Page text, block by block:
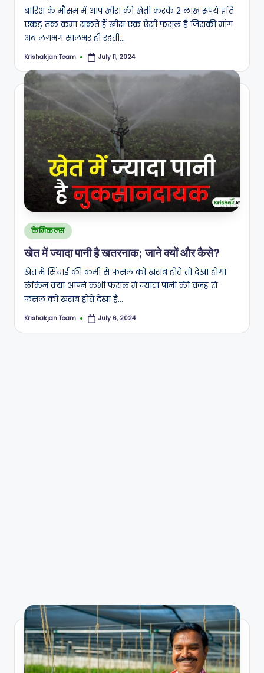
बारिश के मौसम में आप खीरा की खेती करके 2 लाख रूपये प्रति
एकड़ तक कमा सकते हैं खीरा एक ऐसी फसल है जिसकी मांग
अब लगभग सालभर ही रहती…
Posted
Krishakjan Team July 11, 2024
Posted
in
केमिकल्स
खेत में ज्यादा पानी है खतरनाक; जाने क्यों और कैसे?
खेत में सिंचाई की कमी से फसल को ख़राब होते तो देखा होगा
लेकिन क्या आपने कभी फसल में ज्यादा पानी की वजह से
फसल को ख़राब होते देखा है…
Posted
Krishakjan Team July 6, 2024